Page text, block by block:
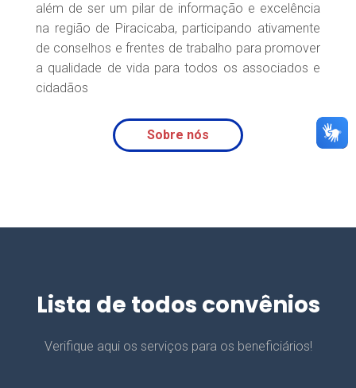
além de ser um pilar de informação e excelência
na região de Piracicaba, participando ativamente
de conselhos e frentes de trabalho para promover
a qualidade de vida para todos os associados e
cidadãos
Sobre nós
Lista de todos convênios
Verifique aqui os serviços para os beneficiários!